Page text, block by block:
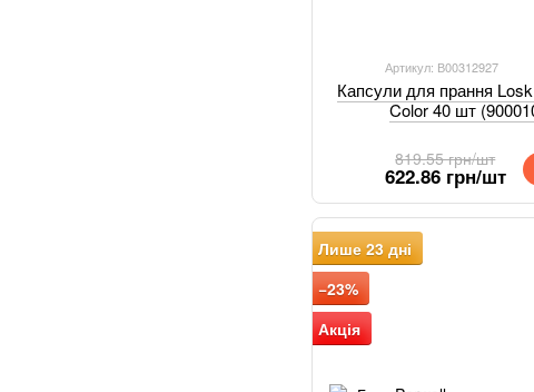
Артикул: В00312927
Капсули для прання
Color 40 шт
819.55 грн/шт
622.86 грн/шт
Лише 23 дні
−23%
Акція